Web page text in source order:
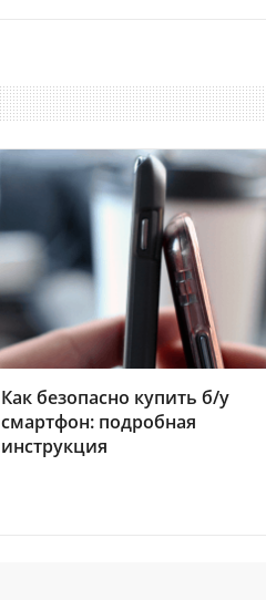
Как безопасно купить б/у
смартфон: подробная
инструкция